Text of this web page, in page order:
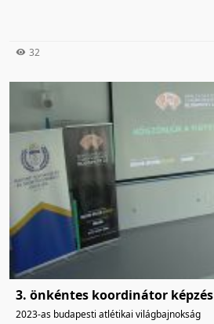
32
3. önkéntes koordinátor képzés
2023-as budapesti atlétikai világbajnokság